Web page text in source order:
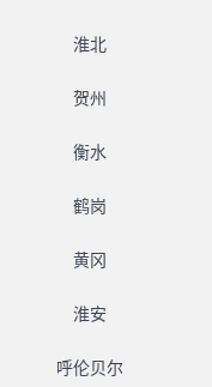
淮北
贺州
衡水
鹤岗
黄冈
淮安
呼伦贝尔